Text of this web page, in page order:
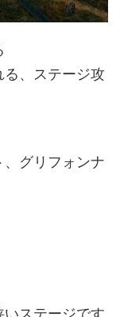
、ステージ攻
グリフォンナ
いステージです